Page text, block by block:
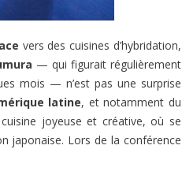
vers des cuisines d’hybridation,
— qui figurait régulièrement
mois — n’est pas une surprise
latine, et notamment du
joyeuse et créative, où se
japonaise. Lors de la conférence